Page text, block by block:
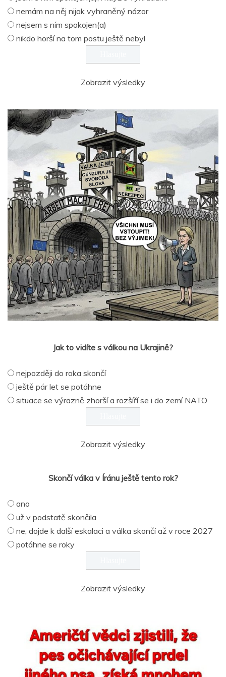
nemám na něj nijak vyhraněný názor
nejsem s ním spokojen(a)
nikdo horší na tom postu ještě nebyl
Zobrazit výsledky
Jak to vidíte s válkou na Ukrajině?
nejpozději do roka skončí
ještě pár let se potáhne
situace se výrazně zhorší a rozšíří se i do zemí NATO
Zobrazit výsledky
Skončí válka v Íránu ještě tento rok?
ano
už v podstatě skončila
ne, dojde k další eskalaci a válka skončí až v roce 2027
potáhne se roky
Zobrazit výsledky